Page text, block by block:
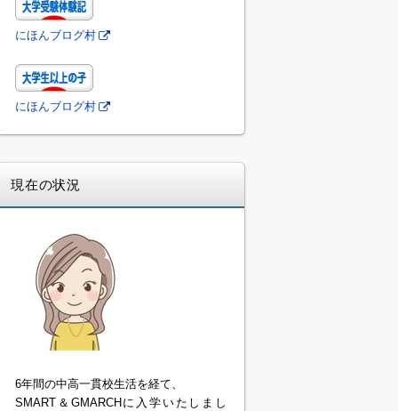
にほんブログ村
にほんブログ村
現在の状況
6年間の中高一貫校生活を経て、
SMART＆GMARCHに入学いたしまし